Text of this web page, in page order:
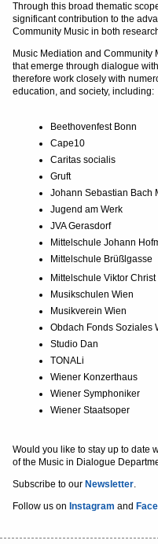
Through this broad thematic
significant contribution to the
Community Music in both
Music Mediation and
that emerge through dialogue
therefore work closely with
education, and society, including:
Beethovenfest Bonn
Cape10
Caritas socialis
Gruft
Johann Sebastian Bach
Jugend am Werk
JVA Gerasdorf
Mittelschule Johann
Mittelschule Brüßlgasse
Mittelschule Viktor Christ
Musikschulen Wien
Musikverein Wien
Obdach Fonds Soziales
Studio Dan
TONALi
Wiener Konzerthaus
Wiener Symphoniker
Wiener Staatsoper
Would you like to stay up to date
of the Music in Dialogue
Subscribe to our Newsletter.
Follow us on Instagram and